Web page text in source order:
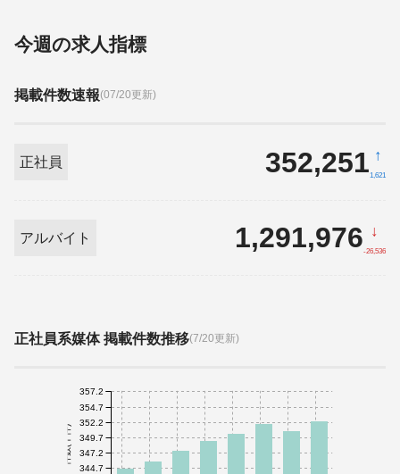
今週の求人指標
掲載件数速報(07/20更新)
正社員 352,251 ↑
1,621
アルバイト 1,291,976 ↓
-26,536
正社員系媒体 掲載件数推移(7/20更新)
件数(千件)
344.7
347.2
349.7
352.2
354.7
357.2